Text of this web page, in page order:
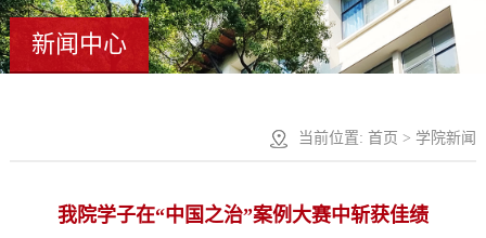
新闻中心
当前位置:首页 > 学院新闻
我院学子在“中国之治”案例大赛中斩获佳绩